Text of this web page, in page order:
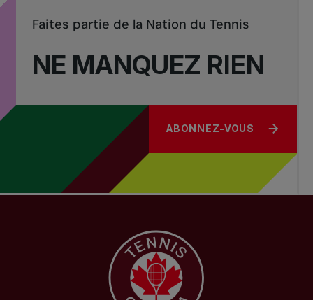
NE MANQUEZ RIEN
Faites partie de la Nation du Tennis
ABONNEZ-VOUS